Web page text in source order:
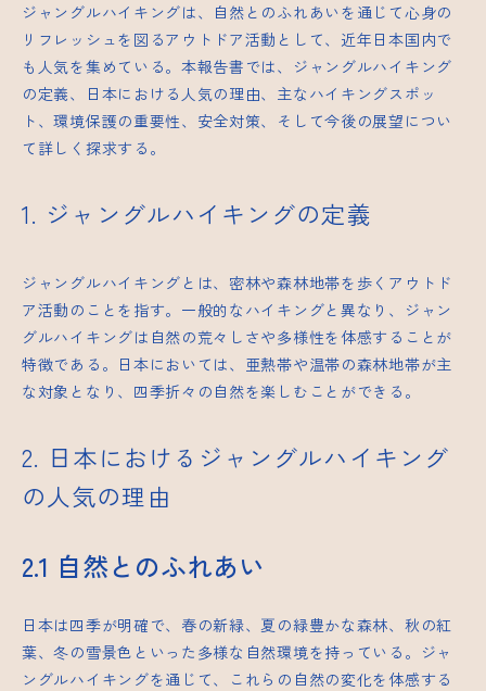
ジャングルハイキングは、自然とのふれあいを通じて心身の
リフレッシュを図るアウトドア活動として、近年日本国内で
も人気を集めている。本報告書では、ジャングルハイキング
の定義、日本における人気の理由、主なハイキングスポッ
ト、環境保護の重要性、安全対策、そして今後の展望につい
て詳しく探求する。
1. ジャングルハイキングの定義
ジャングルハイキングとは、密林や森林地帯を歩くアウトド
ア活動のことを指す。一般的なハイキングと異なり、ジャン
グルハイキングは自然の荒々しさや多様性を体感することが
特徴である。日本においては、亜熱帯や温帯の森林地帯が主
な対象となり、四季折々の自然を楽しむことができる。
2. 日本におけるジャングルハイキング
の人気の理由
2.1 自然とのふれあい
日本は四季が明確で、春の新緑、夏の緑豊かな森林、秋の紅
葉、冬の雪景色といった多様な自然環境を持っている。ジャ
ングルハイキングを通じて、これらの自然の変化を体感する